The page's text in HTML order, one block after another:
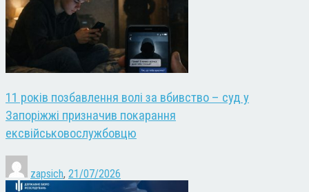
11 років позбавлення волі за вбивство – суд у
Запоріжжі призначив покарання
ексвійськовослужбовцю
zapsich, 21/07/2026